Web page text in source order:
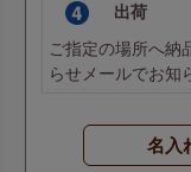
出荷
ご指定の場所へ納
らせメールでお知
名入